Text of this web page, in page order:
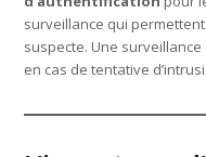
surveillance qui
suspecte. Une
en cas de tentative